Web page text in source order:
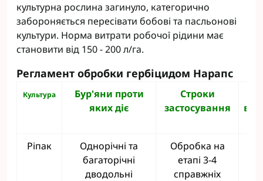
культурна рослина загинуло, категорично
забороняється пересівати бобові та пасльонові
культури. Норма витрати робочої рідини має
становити від 150 - 200 л/га.
Регламент обробки гербіцидом Нарапс
Культура
Бур'яни проти
яких діє
Строки
застосування
Ріпак
Однорічні та
багаторічні
дводольні
Обробка на
етапі 3-4
справжніх